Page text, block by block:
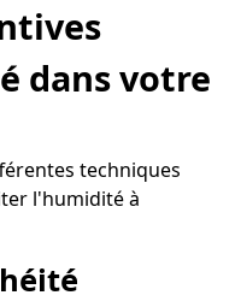
dans votre
techniques
l'humidité à